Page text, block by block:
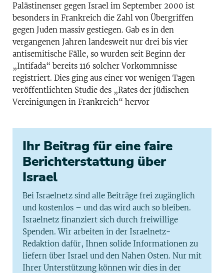
Palästinenser gegen Israel im September 2000 ist
besonders in Frankreich die Zahl von Übergriffen
gegen Juden massiv gestiegen. Gab es in den
vergangenen Jahren landesweit nur drei bis vier
antisemitische Fälle, so wurden seit Beginn der
„Intifada“ bereits 116 solcher Vorkommnisse
registriert. Dies ging aus einer vor wenigen Tagen
veröffentlichten Studie des „Rates der jüdischen
Vereinigungen in Frankreich“ hervor
Ihr Beitrag für eine faire
Berichterstattung über
Israel
Bei Israelnetz sind alle Beiträge frei zugänglich
und kostenlos – und das wird auch so bleiben.
Israelnetz finanziert sich durch freiwillige
Spenden. Wir arbeiten in der Israelnetz-
Redaktion dafür, Ihnen solide Informationen zu
liefern über Israel und den Nahen Osten. Nur mit
Ihrer Unterstützung können wir dies in der